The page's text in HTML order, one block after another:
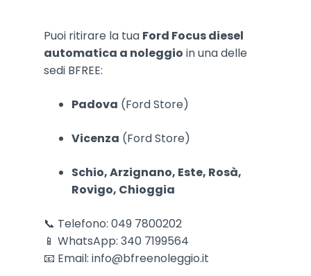
Puoi ritirare la tua Ford Focus diesel
automatica a noleggio in una delle
sedi BFREE:
Padova (Ford Store)
Vicenza (Ford Store)
Schio, Arzignano, Este, Rosà,
Rovigo, Chioggia
📞 Telefono: 049 7800202
📱 WhatsApp: 340 7199564
📧 Email: info@bfreenoleggio.it